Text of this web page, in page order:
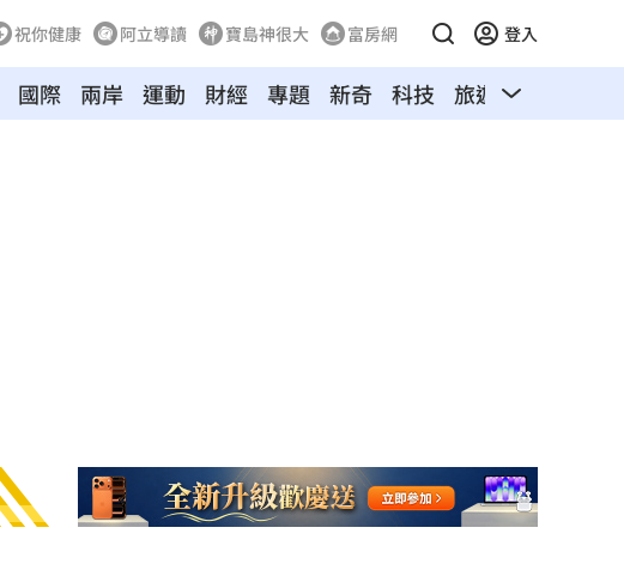
祝你健康 阿立導讀 寶島神很大 富房網 登入
國際 兩岸 運動 財經 專題 新奇 科技 旅遊 汽車